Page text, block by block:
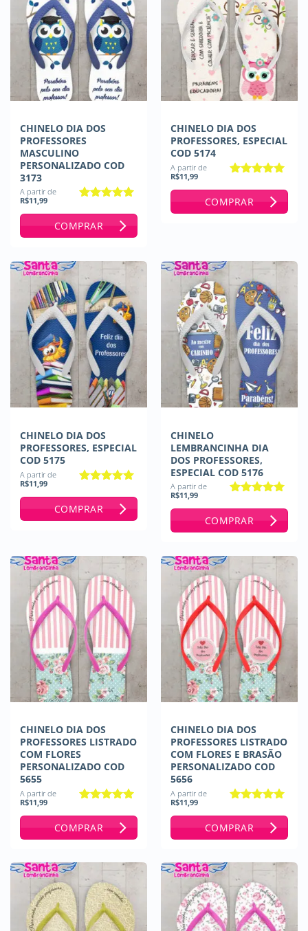
CHINELO DIA DOS
PROFESSORES
MASCULINO
PERSONALIZADO COD
3173
de 5
A partir de
R$11,99
COMPRAR
CHINELO DIA DOS
PROFESSORES, ESPECIAL
COD 5174
A partir de
R$11,99
COMPRAR
CHINELO DIA DOS
PROFESSORES, ESPECIAL
COD 5175
A partir de
R$11,99
COMPRAR
CHINELO
LEMBRANCINHA DIA
DOS PROFESSORES,
ESPECIAL COD 5176
A partir de
R$11,99
COMPRAR
CHINELO DIA DOS
PROFESSORES LISTRADO
COM FLORES
PERSONALIZADO COD
5655
A partir de
R$11,99
COMPRAR
CHINELO DIA DOS
PROFESSORES LISTRADO
COM FLORES E BRASÃO
PERSONALIZADO COD
5656
A partir de
R$11,99
COMPRAR